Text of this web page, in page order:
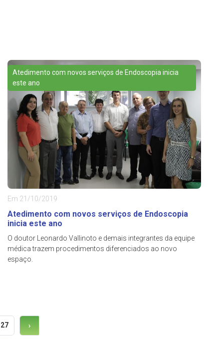
Atedimento com novos serviços de Endoscopia inicia
este ano
Em 21/10/2019
Atedimento com novos serviços de Endoscopia
inicia este ano
O doutor Leonardo Vallinoto e demais integrantes da equipe
médica trazem procedimentos diferenciados ao novo
espaço.
27 ›